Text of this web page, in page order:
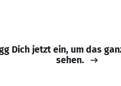
Dich jetzt ein, um das
sehen.